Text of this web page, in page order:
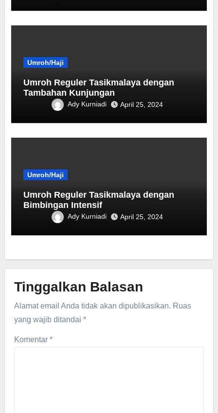
Umroh/Haji
Umroh Reguler Tasikmalaya dengan
Tambahan Kunjungan
Ady Kurniadi April 25, 2024
Umroh/Haji
Umroh Reguler Tasikmalaya dengan
Bimbingan Intensif
Ady Kurniadi April 25, 2024
Tinggalkan Balasan
Alamat email Anda tidak akan dipublikasikan. Ruas
yang wajib ditandai*
Komentar*